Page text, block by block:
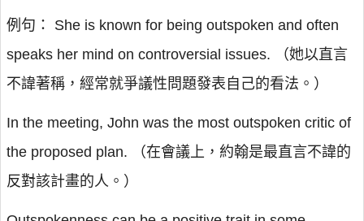
例句： She is known for being outspoken and often
speaks her mind on controversial issues. （她以直言
不諱著稱，經常就爭議性問題發表自己的看法。）
In the meeting, John was the most outspoken critic of
the proposed plan. （在會議上，約翰是最直言不諱的
反對該計畫的人。）